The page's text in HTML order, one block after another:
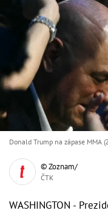
Donald Trump na zápase MMA
© Zoznam/
ČTK
WASHINGTON -